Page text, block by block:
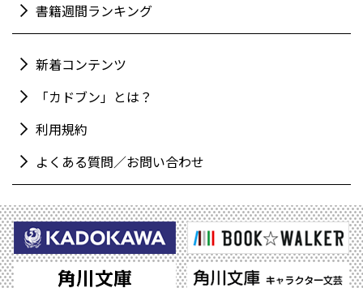
書籍週間ランキング
新着コンテンツ
「カドブン」とは？
利用規約
よくある質問／お問い合わせ